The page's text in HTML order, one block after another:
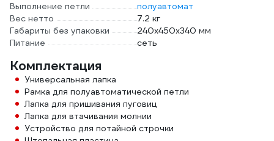
Выполнение петли
полуавтомат
Вес нетто
7.2 кг
Габариты без упаковки
240x450x340 мм
Питание
сеть
Комплектация
Универсальная лапка
Рамка для полуавтоматической петли
Лапка для пришивания пуговиц
Лапка для втачивания молнии
Устройство для потайной строчки